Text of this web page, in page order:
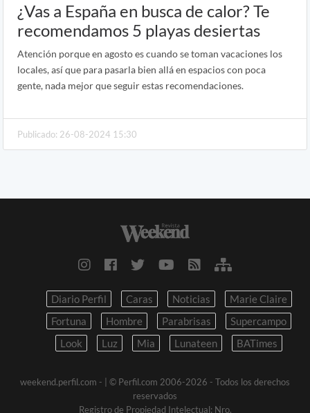
¿Vas a España en busca de calor? Te
recomendamos 5 playas desiertas
Atención porque en agosto es cuando se toman vacaciones los
locales, así que para pasarla bien allá en espacios con poca
gente, nada mejor que seguir estas recomendaciones.
Publicado: 26-08-2024 15:30
Diario Perfil Caras Noticias
Marie Claire
Fortuna
Hombre Parabrisas
Supercampo
Look
Luz Mia Lunateen BATimes
weekend.perfil.com -
| © Perfil.com 2006-2026 - Todos los derechos
reservados
Registro de Propiedad Intelectual: Nro.